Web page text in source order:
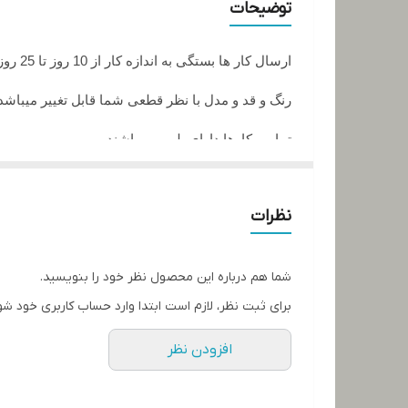
توضیحات
ارسال کار ها بستگی به اندازه کار از 10 روز تا 25 روز زمان میبرد
رنگ و قد و مدل با نظر قطعی شما قابل تغییر
تمامی کارها دارای پلمپ میباشند
در صورت داشتن سوال میتوانید از پشتیبان های ما
نظرات
شما هم درباره این محصول نظر خود را بنویسید.
برای ثبت نظر، لازم است ابتدا وارد حساب کاربری خود
افزودن نظر